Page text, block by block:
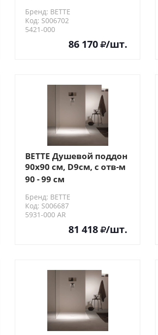
шумоизоляцией, цвет:
белый
Бренд: BETTE
Код: S006702
5421-000
86 170 /шт.
BETTE Душевой поддон
90х90 см, D9см, с отв-м
слива, с
антислип, цвет: белый
90 - 99 см
Бренд: BETTE
Код: S006687
5931-000 AR
81 418 /шт.